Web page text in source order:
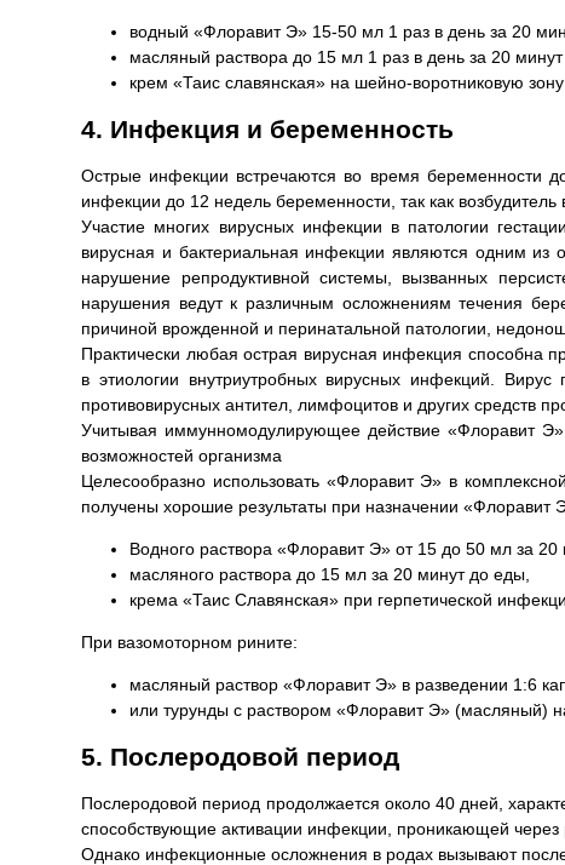
водный «Флоравит Э» 15-50 мл 1 раз в день за 20
масляный раствора до 15 мл 1 раз в день за 20
крем «Таис славянская» на шейно-воротниковую
4. Инфекция и беременность
Острые инфекции встречаются во время беременности
инфекции до 12 недель беременности, так как возбудитель
Участие многих вирусных инфекции в патологии
вирусная и бактериальная инфекции являются одним из
нарушение репродуктивной системы, вызванных
нарушения ведут к различным осложнениям течения
причиной врожденной и перинатальной патологии,
Практически любая острая вирусная инфекция способна
в этиологии внутриутробных вирусных инфекций.
противовирусных антител, лимфоцитов и других средств
Учитывая иммунномодулирующее действие «Флоравит
возможностей организма
Целесообразно использовать «Флоравит Э» в
получены хорошие результаты при назначении «Флоравит
Водного раствора «Флоравит Э» от 15 до 50 мл за 20
масляного раствора до 15 мл за 20 минут до еды,
крема «Таис Славянская» при герпетической
При вазомоторном рините:
масляный раствор «Флоравит Э» в разведении 1:6
или турунды с раствором «Флоравит Э» (масляный)
5. Послеродовой период
Послеродовой период продолжается около 40 дней,
способствующие активации инфекции, проникающей через
Однако инфекционные осложнения в родах вызывают